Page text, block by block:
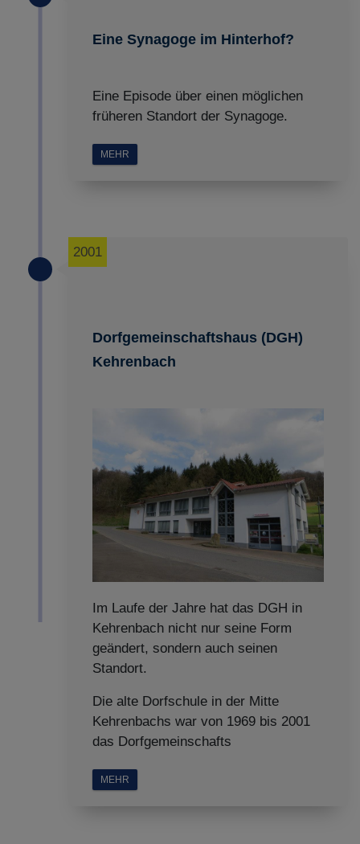
Eine Synagoge im Hinterhof?
Eine Episode über einen möglichen
früheren Standort der Synagoge.
MEHR
Dorfgemeinschaftshaus (DGH)
Kehrenbach
2001
Im Laufe der Jahre hat das DGH in
Kehrenbach nicht nur seine Form
geändert, sondern auch seinen
Standort.
Die alte Dorfschule in der Mitte
Kehrenbachs war von 1969 bis 2001
das Dorfgemeinschafts
MEHR